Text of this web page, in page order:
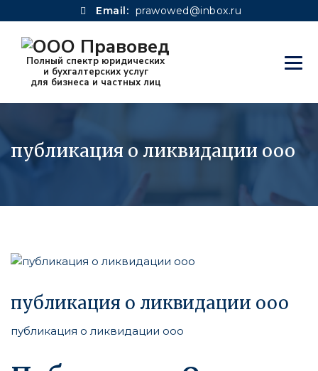
Email: prawowed@inbox.ru
публикация о ликвидации ооо
публикация о ликвидации ооо
публикация о ликвидации ооо